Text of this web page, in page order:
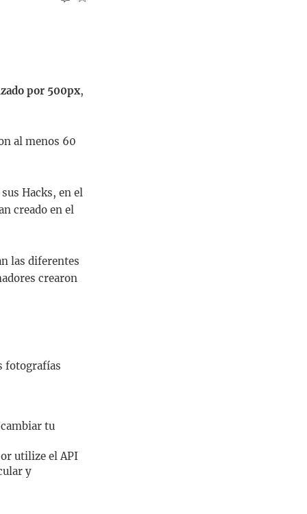
por 500px,
al menos 60
Hacks, en el
creado en el
las diferentes
crearon
fotografías
tu
utilize el API
y